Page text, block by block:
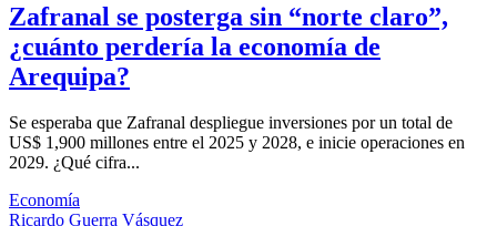
Zafranal se posterga sin “norte claro”,
¿cuánto perdería la economía de
Arequipa?
Se esperaba que Zafranal despliegue inversiones por un total de
US$ 1,900 millones entre el 2025 y 2028, e inicie operaciones en
2029. ¿Qué cifra...
Economía
Ricardo Guerra Vásquez